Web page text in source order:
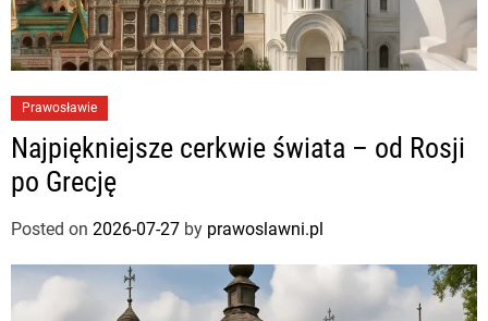
Prawosławie
Najpiękniejsze cerkwie świata – od Rosji
po Grecję
Posted on 2026-07-27 by prawoslawni.pl